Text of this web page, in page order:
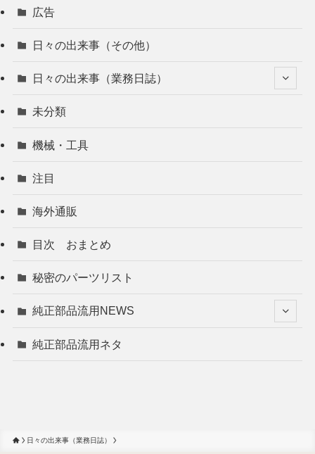
広告
日々の出来事（その他）
日々の出来事（業務日誌）
未分類
機械・工具
注目
海外通販
目次 おまとめ
秘密のパーツリスト
純正部品流用NEWS
純正部品流用ネタ
日々の出来事（業務日誌）